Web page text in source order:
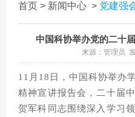
首页 > 新闻中心 > 党建强
中国科协举办党的二十
来源：管理员
11月18日，中国科协举办
精神宣讲报告会，二十届
贺军科同志围绕深入学习